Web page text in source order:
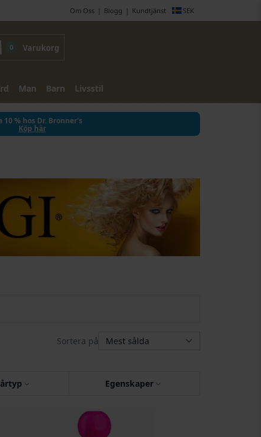
SEK
Om Oss Blogg Kundtjänst
0 Varukorg
Man Barn Livsstil
10 % hos Dr. Bronner's
Köp här
Sortera på
Egenskaper